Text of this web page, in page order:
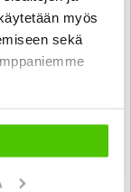
myös
sekä